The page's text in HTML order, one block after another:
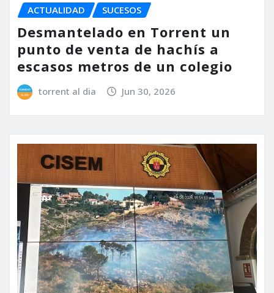
ACTUALIDAD SUCESOS
Desmantelado en Torrent un
punto de venta de hachís a
escasos metros de un colegio
torrent al dia Jun 30, 2026